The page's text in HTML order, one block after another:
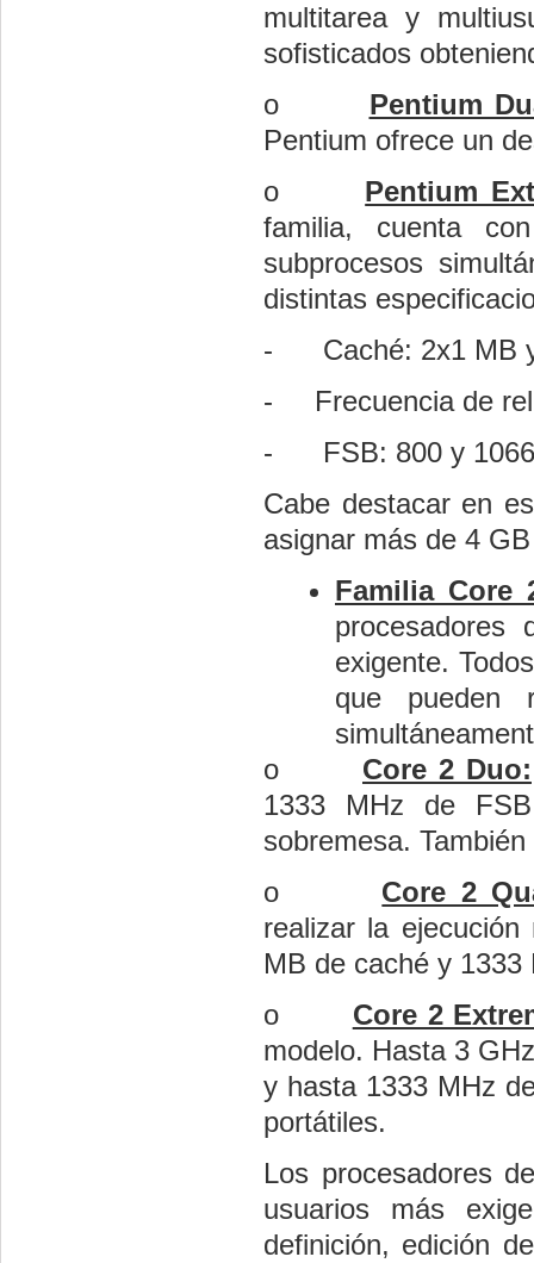
multitarea y
sofisticados
o
Pentium
Pentium ofrece un
o
Pentium
familia, cuenta
subprocesos
distintas
-
Caché: 2x1 MB
-
Frecuencia de
-
FSB: 800 y
Cabe destacar en
asignar más de 4
Familia Core
procesadores
exigente.
que pueden
o
Core 2 Duo:
1333 MHz de
sobremesa.
o
Core 2
realizar la
MB de caché y
o
Core 2
modelo. Hasta 3
y hasta 1333 MHz
portátiles.
Los procesadores
usuarios más
definición, edición